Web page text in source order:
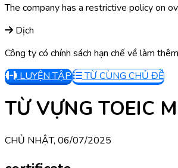
The company has a restrictive policy on
Dịch
Công ty có chính sách hạn chế về làm
LUYỆN TẬP
TỪ CÙNG CHỦ ĐỀ
TỪ VỰNG TOEIC
CHỦ NHẬT, 06/07/2025